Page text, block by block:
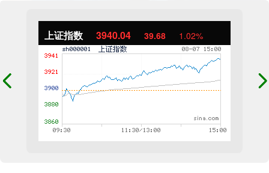
上证指数 3940.04 39.68 1.02%